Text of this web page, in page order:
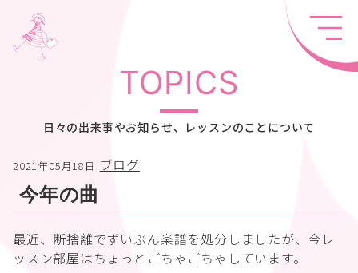
TOPICS
日々の出来事やお知らせ、レッスンのことについて
2021年05月18日 ブログ
今年の曲
最近、断捨離でずいぶん楽譜を処分しましたが、今レ
ッスン部屋はちょっとごちゃごちゃしています。